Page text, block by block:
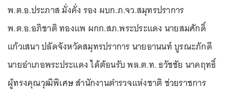
พ.ต.อ.ประภาส มั่งคั่ง รอง ผบก.ภ.จว.สมุทรปราการ
พ.ต.อ.อภิชาติ ทองแพ ผกก.สภ.พระประแดง นายสมศักดิ์
แก้วเสนา ปลัดจังหวัดสมุทรปราการ นายอานนท์ บูรณะภักดี
นายอำเภอพระประแดง ได้ต้อนรับ พล.ต.ท. ธวัชชัย นาคฤทธิ์
ผู้ทรงคุณวุฒิพิเศษ สำนักงานตำรวจแห่งชาติ ช่วยราชการ